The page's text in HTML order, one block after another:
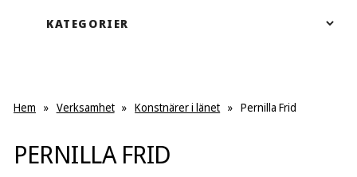
Hem » Verksamhet » Konstnärer i länet » Pernilla Frid
PERNILLA FRID